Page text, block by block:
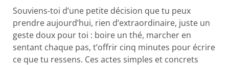
Souviens-toi d’une petite décision que tu peux
prendre aujourd’hui, rien d’extraordinaire, juste un
geste doux pour toi : boire un thé, marcher en
sentant chaque pas, t’offrir cinq minutes pour écrire
ce que tu ressens. Ces actes simples et concrets